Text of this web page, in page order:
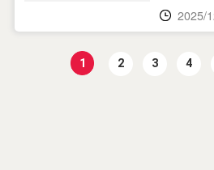
2025/
1 2 3 4